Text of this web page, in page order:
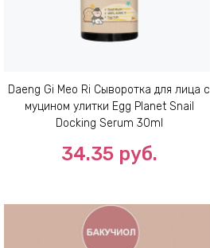
Daeng Gi Meo Ri Сыворотка для лица с
муцином улитки Egg Planet Snail
Docking Serum 30ml
34.35 руб.